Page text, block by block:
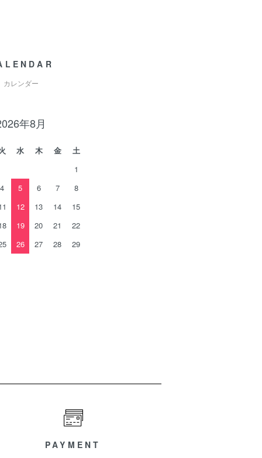
カレンダー
年8月
水 木 金
土
1
4 5 6 7
8
12 13 14
15
19 20 21
22
26 27 28
29
PAYMENT